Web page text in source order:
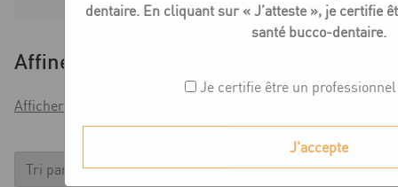
Affiner
Afficher les filtres
dentaire. En cliquant sur « J’atteste », je certifie
santé bucco-dentaire.
Je certifie être un
J'accepte